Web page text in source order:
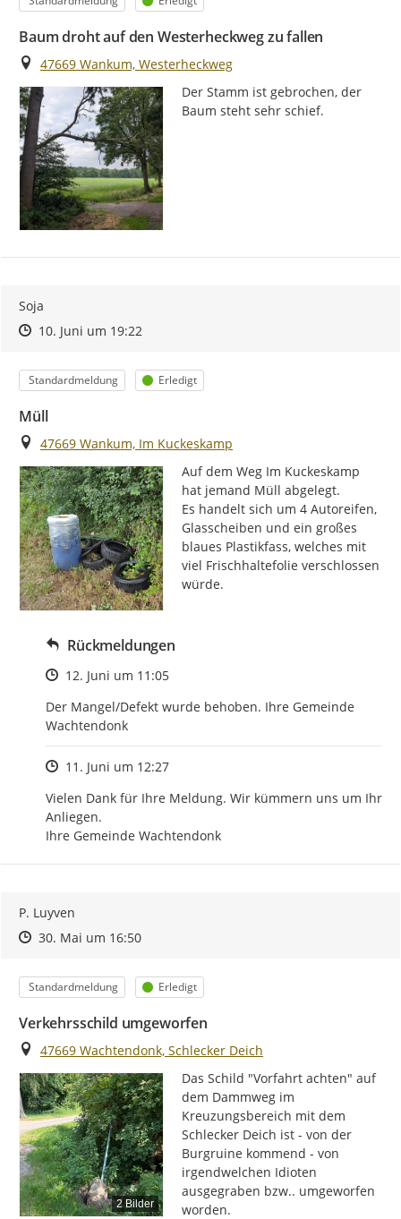
Baum droht auf den Westerheckweg zu fallen
Ort
47669 Wankum, Westerheckweg
Der Stamm ist gebrochen, der
Baum steht sehr schief.
Soja
Zeitpunkt des Erstellens
Zeitpunkt des Erstellens
10. Juni um 19:22Zur Äußerung
Kategorie
Standardmeldung Status
Erledigt
Müll
Ort
47669 Wankum, Im Kuckeskamp
Auf dem Weg Im Kuckeskamp
hat jemand Müll abgelegt.
Es handelt sich um 4 Autoreifen,
Glasscheiben und ein großes
blaues Plastikfass, welches mit
viel Frischhaltefolie verschlossen
würde.
Rückmeldungen
Zeitpunkt des Erstellens
12. Juni um 11:05
Der Mangel/Defekt wurde behoben. Ihre Gemeinde
Wachtendonk
Zeitpunkt des Erstellens
11. Juni um 12:27
Vielen Dank für Ihre Meldung. Wir kümmern uns um Ihr
Anliegen.
Ihre Gemeinde Wachtendonk
P. Luyven
Zeitpunkt des Erstellens
Zeitpunkt des Erstellens
30. Mai um 16:50Zur Äußerung
Kategorie
Standardmeldung Status
Erledigt
Verkehrsschild umgeworfen
Ort
47669 Wachtendonk, Schlecker Deich
2 Bilder
Das Schild "Vorfahrt achten" auf
dem Dammweg im
Kreuzungsbereich mit dem
Schlecker Deich ist - von der
Burgruine kommend - von
irgendwelchen Idioten
ausgegraben bzw.. umgeworfen
worden.